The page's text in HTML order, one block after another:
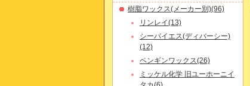
樹脂ワックス(メーカー別)(96)
リンレイ(13)
シーバイエス(ディバーシー)
(12)
ペンギンワックス(26)
ミッケル化学 旧ユーホーニイ